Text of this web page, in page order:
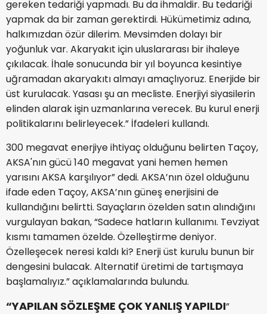
gereken tedariği yapmadı. Bu da ihmaldir. Bu tedariği
yapmak da bir zaman gerektirdi. Hükümetimiz adına,
halkımızdan özür dilerim. Mevsimden dolayı bir
yoğunluk var. Akaryakıt için uluslararası bir ihaleye
çıkılacak. İhale sonucunda bir yıl boyunca kesintiye
uğramadan akaryakıtı almayı amaçlıyoruz. Enerjide bir
üst kurulacak. Yasası şu an mecliste. Enerjiyi siyasilerin
elinden alarak işin uzmanlarına verecek. Bu kurul enerji
politikalarını belirleyecek.” İfadeleri kullandı.
300 megavat enerjiye ihtiyaç olduğunu belirten Taçoy,
AKSA'nın gücü 140 megavat yani hemen hemen
yarısını AKSA karşılıyor” dedi. AKSA’nın özel olduğunu
ifade eden Taçoy, AKSA’nın güneş enerjisini de
kullandığını belirtti. Sayaçların özelden satın alındığını
vurgulayan bakan, “Sadece hatların kullanımı. Tevziyat
kısmı tamamen özelde. Özelleştirme deniyor.
Özelleşecek neresi kaldı ki? Enerji üst kurulu bunun bir
dengesini bulacak. Alternatif üretimi de tartışmaya
başlamalıyız.” açıklamalarında bulundu.
“YAPILAN SÖZLEŞME ÇOK YANLIŞ YAPILDI”